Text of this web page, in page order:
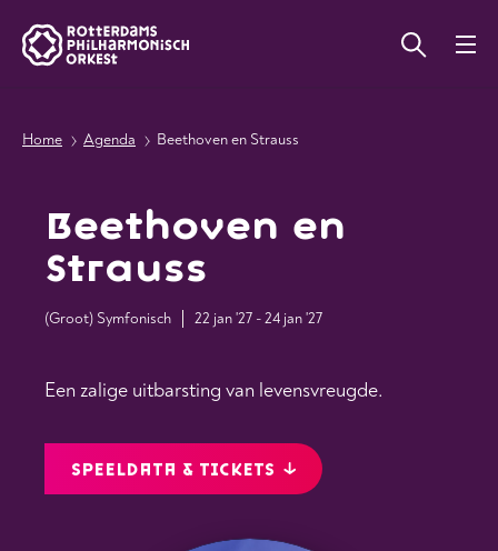
Home Agenda Beethoven en Strauss
Beethoven en
Strauss
(Groot) Symfonisch 22 jan '27 - 24 jan '27
Een zalige uitbarsting van levensvreugde.
SPEELDATA & TICKETS